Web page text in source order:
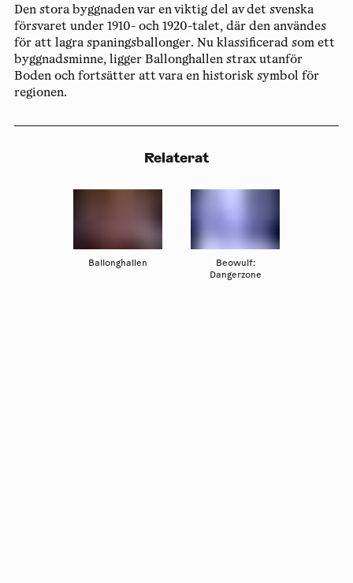
Den stora byggnaden var en viktig del av det svenska
försvaret under 1910- och 1920-talet, där den användes
för att lagra spaningsballonger. Nu klassificerad som ett
byggnadsminne, ligger Ballonghallen strax utanför
Boden och fortsätter att vara en historisk symbol för
regionen.
Relaterat
Ballonghallen
Beowulf:
Dangerzone